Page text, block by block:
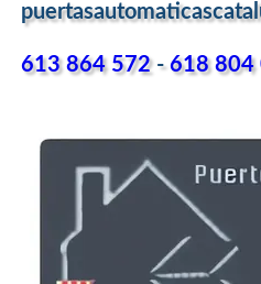
613 864 572-618 804